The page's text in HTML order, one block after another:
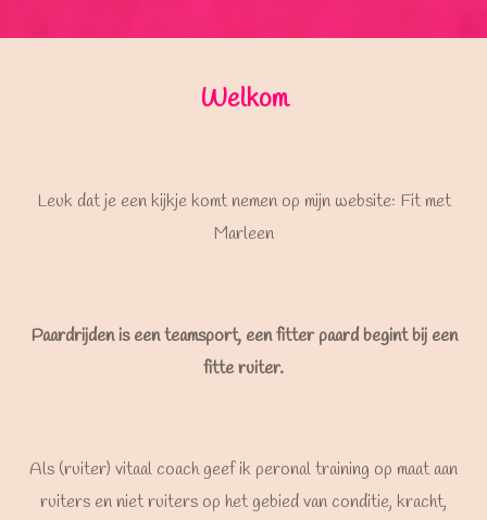
Welkom
Leuk dat je een kijkje komt nemen op mijn website: Fit met
Marleen
Paardrijden is een teamsport, een fitter paard begint bij een
fitte ruiter.
Als (ruiter) vitaal coach geef ik peronal training op maat aan
ruiters en niet ruiters op het gebied van conditie, kracht,